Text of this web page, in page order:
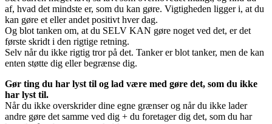
af, hvad det mindste er, som du kan gøre. Vigtigheden ligger i, at du
kan gøre et eller andet positivt hver dag.
Og blot tanken om, at du SELV KAN gøre noget ved det, er det
første skridt i den rigtige retning.
Selv når du ikke rigtig tror på det. Tanker er blot tanker, men de kan
enten støtte dig eller begrænse dig.
Gør ting du har lyst til og lad være med gøre det, som du ikke
har lyst til.
Når du ikke overskrider dine egne grænser og når du ikke lader
andre gøre det samme ved dig + du foretager dig det, som du har